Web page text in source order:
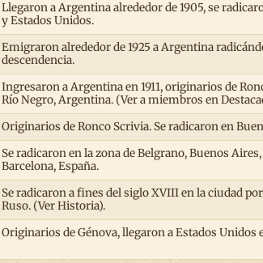
Llegaron a Argentina alrededor de 1905, se
y Estados Unidos.
Emigraron alrededor de 1925 a Argentina
descendencia.
Ingresaron a Argentina en 1911, originarios de
Río Negro, Argentina. (Ver a miembros en
Originarios de Ronco Scrivia. Se radicaron en
Se radicaron en la zona de Belgrano, Buenos
Barcelona, España.
Se radicaron a fines del siglo XVIII en la ciudad
Ruso. (Ver Historia).
Originarios de Génova, llegaron a Estados Unidos